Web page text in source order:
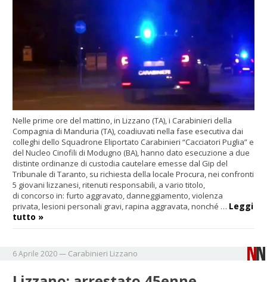
Nelle prime ore del mattino, in Lizzano (TA), i Carabinieri della
Compagnia di Manduria (TA), coadiuvati nella fase esecutiva dai
colleghi dello Squadrone Eliportato Carabinieri “Cacciatori Puglia” e
del Nucleo Cinofili di Modugno (BA), hanno dato esecuzione a due
distinte ordinanze di custodia cautelare emesse dal Gip del
Tribunale di Taranto, su richiesta della locale Procura, nei confronti
5 giovani lizzanesi, ritenuti responsabili, a vario titolo,
di concorso in: furto aggravato, danneggiamento, violenza
privata, lesioni personali gravi, rapina aggravata, nonché … Leggi
tutto »
6 Aprile 2020— Carabinieri Lizzano